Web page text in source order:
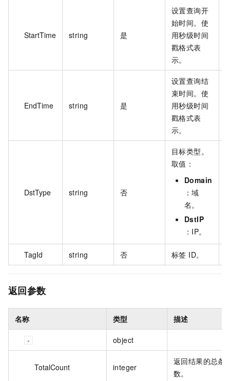
StartTime string 是
设置查询开
始时间。使
用秒级时间
戳格式表
示。
EndTime string 是
设置查询结
束时间。使
用秒级时间
戳格式表
示。
DstType string 否
目标类型。
取值：
Domain
：域
名。
DstIP
：IP。
TagId string 否 标签 ID。
返回参数
名称 类型 描述
object
TotalCount integer
返回结果的总条
数。